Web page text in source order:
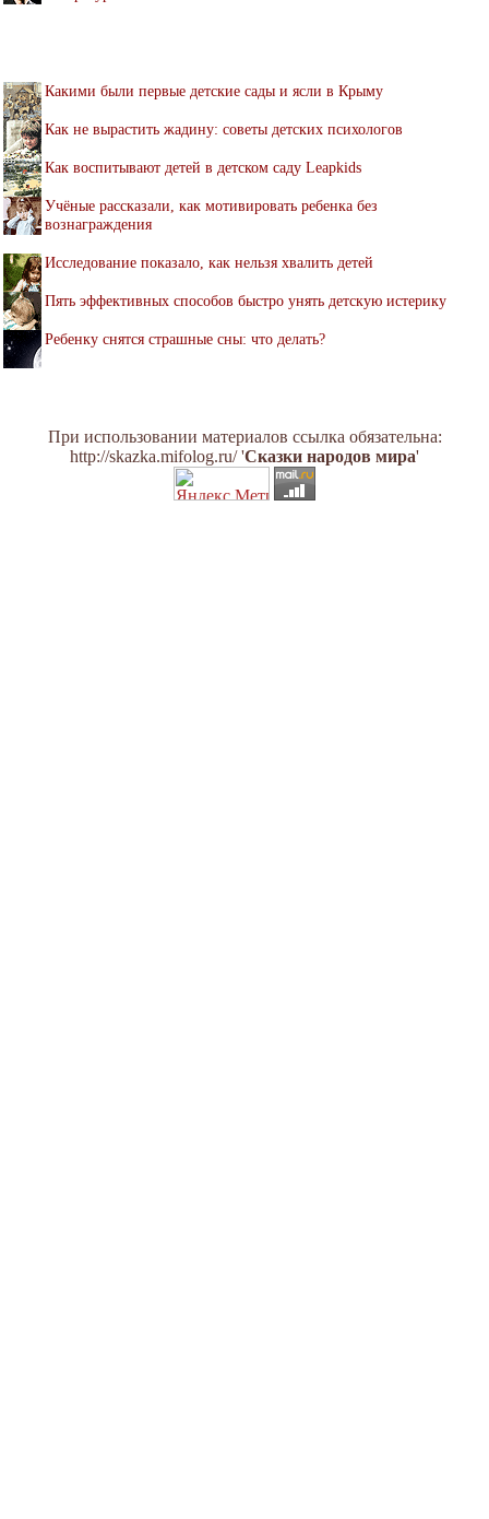
Какими были первые детские сады и ясли в Крыму
Как не вырастить жадину: советы детских психологов
Как воспитывают детей в детском саду Leapkids
Учёные рассказали, как мотивировать ребенка без
вознаграждения
Исследование показало, как нельзя хвалить детей
Пять эффективных способов быстро унять детскую истерику
Ребенку снятся страшные сны: что делать?
При использовании материалов ссылка обязательна:
http://skazka.mifolog.ru/ 'Сказки народов мира'